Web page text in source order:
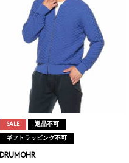
SALE 返品不可
ギフトラッピング不可
DRUMOHR